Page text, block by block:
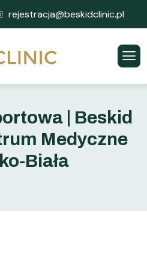
rejestracja@beskidclinic.pl
| Beskid
Medyczne
Biała